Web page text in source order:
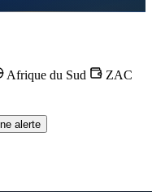
Afrique du Sud
ZAC
alerte